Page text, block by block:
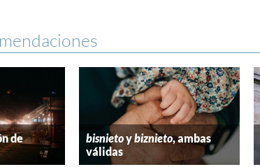
de
bisnietoybiznieto, ambas
válidas